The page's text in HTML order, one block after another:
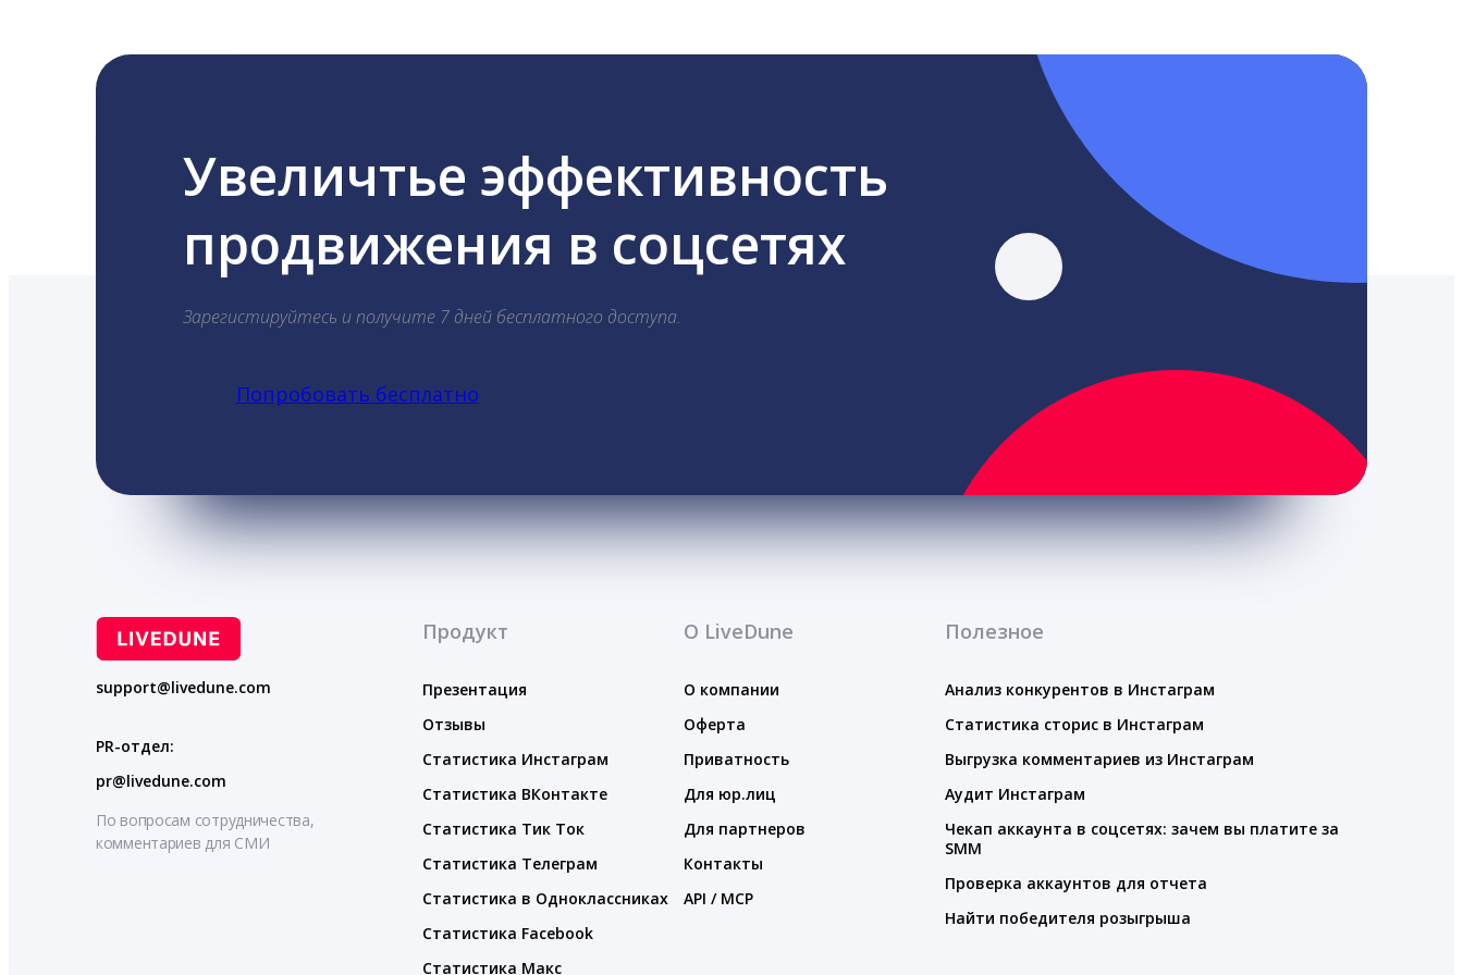
Увеличтье эффективность
продвижения в соцсетях
Зарегистируйтесь и получите 7 дней бесплатного доступа.
Попробовать бесплатно
support@livedune.com
PR-отдел:
pr@livedune.com
По вопросам сотрудничества,
комментариев для СМИ
Продукт
Презентация
Отзывы
Статистика Инстаграм
Статистика ВКонтакте
Статистика Тик Ток
Статистика Телеграм
Статистика в Одноклассниках
Статистика Facebook
Статистика Макс
О LiveDune
О компании
Оферта
Приватность
Для юр.лиц
Для партнеров
Контакты
API / MCP
Полезное
Анализ конкурентов в Инстаграм
Статистика сторис в Инстаграм
Выгрузка комментариев из Инстаграм
Аудит Инстаграм
Чекап аккаунта в соцсетях: зачем вы платите за
SMM
Проверка аккаунтов для отчета
Найти победителя розыгрыша